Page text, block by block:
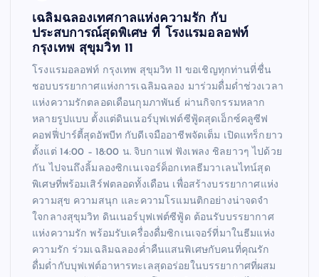
เฉลิมฉลองเทศกาลแห่งความรัก กับ
ประสบการณ์สุดพิเศษ ที่ โรงแรมอลอฟท์
กรุงเทพ สุขุมวิท 11
โรงแรมอลอฟท์ กรุงเทพ สุขุมวิท 11 ขอเชิญทุกท่านที่ชื่น
ชอบบรรยากาศแห่งการเฉลิมฉลอง มาร่วมดื่มด่ำช่วงเวลา
แห่งความรักตลอดเดือนกุมภาพันธ์ ผ่านกิจกรรมหลาก
หลายรูปแบบ ตั้งแต่ดินเนอร์บุฟเฟต์ซีฟู้ดสุดเอ็กซ์คลูซีฟ
คอฟฟี่ปาร์ตี้สุดอัพบีท กับดีเจมืออาชีพจัดเต็ม เปิดแทร็กยาว
ตั้งแต่ 14:00 – 18:00 น. จิบกาแฟ ฟังเพลง ชิลยาวๆ ไปด้วย
กัน ไปจนถึงลิ้มลองซิกเนเจอร์ค็อกเทลธีมวาเลนไทน์สุด
พิเศษที่พร้อมเสิร์ฟตลอดทั้งเดือน เพื่อสร้างบรรยากาศแห่ง
ความสุข ความสนุก และความโรแมนติกอย่างน่าจดจำ
ใจกลางสุขุมวิท ดินเนอร์บุฟเฟต์ซีฟู้ด ต้อนรับบรรยากาศ
แห่งความรัก พร้อมรับเครื่องดื่มซิกเนเจอร์ที่มาในธีมแห่ง
ความรัก ร่วมเฉลิมฉลองค่ำคืนแสนพิเศษกับคนที่คุณรัก
ดื่มด่ำกับบุฟเฟต์อาหารทะเลสุดอร่อยในบรรยากาศที่ผสม